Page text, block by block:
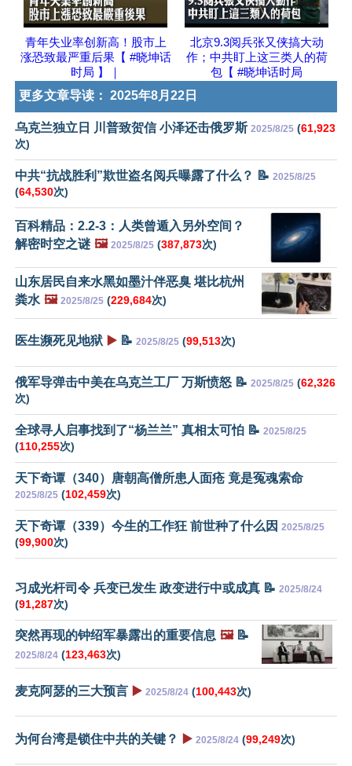
青年失业率创新高！股市上
涨恐致最严重后果【 #晓坤话
时局 】｜
北京9.3阅兵张又侠搞大动
作；中共盯上这三类人的荷
包【 #晓坤话时局
更多文章导读： 2025年8月22日
乌克兰独立日 川普致贺信 小泽还击俄罗斯 2025/8/25 (61,923
次)
中共“抗战胜利”欺世盗名阅兵曝露了什么？ 📝 2025/8/25
(64,530次)
百科精品：2.2-3：人类曾遁入另外空间？
解密时空之谜 🖼️ 2025/8/25 (387,873次)
山东居民自来水黑如墨汁伴恶臭 堪比杭州
粪水 🖼️ 2025/8/25 (229,684次)
医生濒死见地狱 ▶️ 📝 2025/8/25 (99,513次)
俄军导弹击中美在乌克兰工厂 万斯愤怒 📝 2025/8/25 (62,326
次)
全球寻人启事找到了“杨兰兰” 真相太可怕 📝 2025/8/25
(110,255次)
天下奇谭（340）唐朝高僧所患人面疮 竟是冤魂索命
2025/8/25 (102,459次)
天下奇谭（339）今生的工作狂 前世种了什么因 2025/8/25
(99,900次)
习成光杆司令 兵变已发生 政变进行中或成真 📝 2025/8/24
(91,287次)
突然再现的钟绍军暴露出的重要信息 🖼️📝
2025/8/24 (123,463次)
麦克阿瑟的三大预言 ▶️ 2025/8/24 (100,443次)
为何台湾是锁住中共的关键？ ▶️ 2025/8/24 (99,249次)